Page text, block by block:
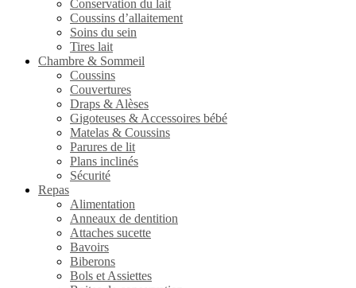
Conservation du lait
Coussins d’allaitement
Soins du sein
Tires lait
Chambre & Sommeil
Coussins
Couvertures
Draps & Alèses
Gigoteuses & Accessoires bébé
Matelas & Coussins
Parures de lit
Plans inclinés
Sécurité
Repas
Alimentation
Anneaux de dentition
Attaches sucette
Bavoirs
Biberons
Bols et Assiettes